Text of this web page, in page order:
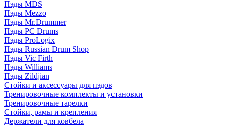
Пэды MDS
Пэды Mezzo
Пэды Mr.Drummer
Пэды PC Drums
Пэды ProLogix
Пэды Russian Drum Shop
Пэды Vic Firth
Пэды Williams
Пэды Zildjian
Стойки и аксессуары для пэдов
Тренировочные комплекты и установки
Тренировочные тарелки
Стойки, рамы и крепления
Держатели для ковбела